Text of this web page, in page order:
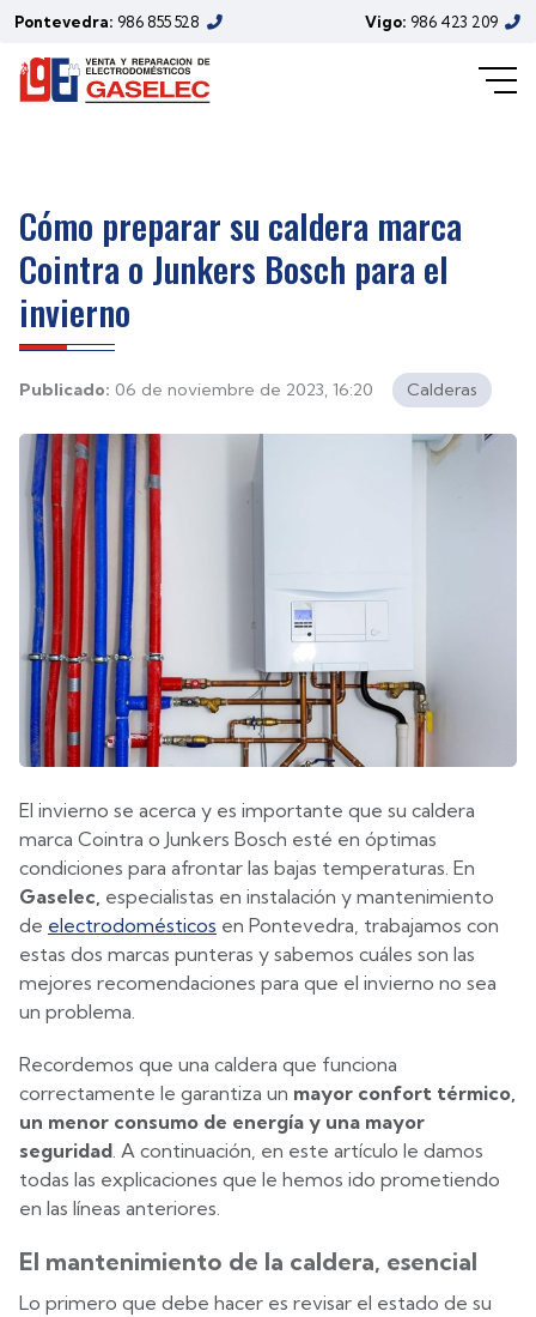
Pontevedra: 986 855 528 Vigo: 986 423 209
Cómo preparar su caldera marca
Cointra o Junkers Bosch para el
invierno
Publicado: 06 de noviembre de 2023, 16:20 Calderas
El invierno se acerca y es importante que su caldera
marca Cointra o Junkers Bosch esté en óptimas
condiciones para afrontar las bajas temperaturas. En
Gaselec, especialistas en instalación y mantenimiento
de electrodomésticos en Pontevedra, trabajamos con
estas dos marcas punteras y sabemos cuáles son las
mejores recomendaciones para que el invierno no sea
un problema.
Recordemos que una caldera que funciona
correctamente le garantiza un mayor confort térmico,
un menor consumo de energía y una mayor
seguridad . A continuación, en este artículo le damos
todas las explicaciones que le hemos ido prometiendo
en las líneas anteriores.
El mantenimiento de la caldera, esencial
Lo primero que debe hacer es revisar el estado de su